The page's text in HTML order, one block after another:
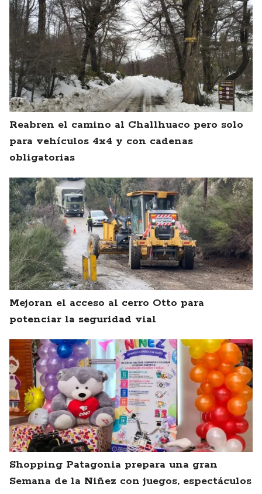
Reabren el camino al Challhuaco pero solo
para vehículos 4x4 y con cadenas
obligatorias
Mejoran el acceso al cerro Otto para
potenciar la seguridad vial
Shopping Patagonia prepara una gran
Semana de la Niñez con juegos, espectáculos